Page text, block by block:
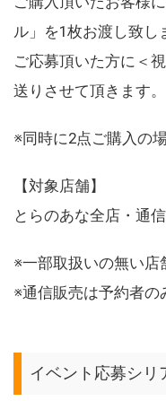
ル」を1枚お渡し致し
ご応募頂いた方に＜
送りさせて頂きます。
※同時に2点ご購入の
【対象店舗】
とらのあな全店・通
※一部取扱いの無い店
※通信販売は予約者の
イベント応募シリ